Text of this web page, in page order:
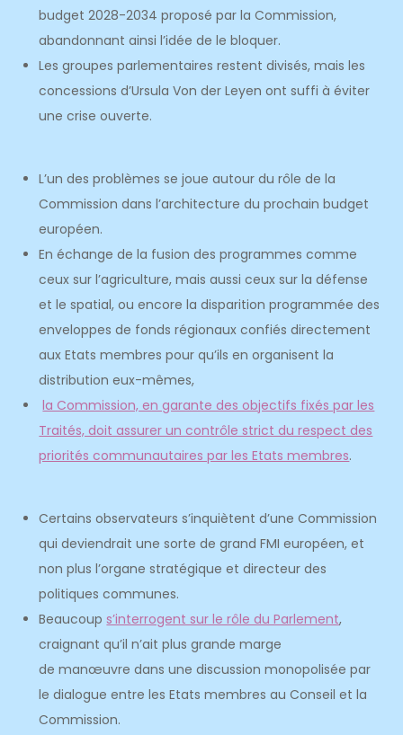
budget 2028-2034 proposé par la Commission,
abandonnant ainsi l’idée de le bloquer.
Les groupes parlementaires restent divisés, mais les
concessions d’Ursula Von der Leyen ont suffi à éviter
une crise ouverte.
L’un des problèmes se joue autour du rôle de la
Commission dans l’architecture du prochain budget
européen.
En échange de la fusion des programmes comme
ceux sur l’agriculture, mais aussi ceux sur la défense
et le spatial, ou encore la disparition programmée des
enveloppes de fonds régionaux confiés directement
aux Etats membres pour qu’ils en organisent la
distribution eux-mêmes,
la Commission, en garante des objectifs fixés par les
Traités, doit assurer un contrôle strict du respect des
priorités communautaires par les Etats membres.
Certains observateurs s’inquiètent d’une Commission
qui deviendrait une sorte de grand FMI européen, et
non plus l’organe stratégique et directeur des
politiques communes.
Beaucoup s’interrogent sur le rôle du Parlement,
craignant qu’il n’ait plus grande marge
de manœuvre dans une discussion monopolisée par
le dialogue entre les Etats membres au Conseil et la
Commission.